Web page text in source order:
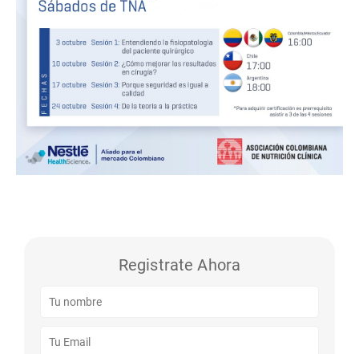
Registrate Ahora